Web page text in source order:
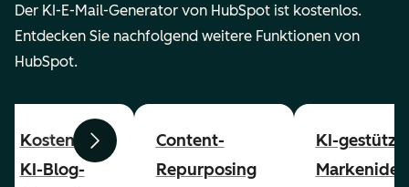
Der KI-E-Mail-Generator von HubSpot ist kostenlos.
Entdecken Sie nachfolgend weitere Funktionen von
HubSpot.
ZurückWeiter
Kostenloser
KI-Blog-
Content-
Repurposing
KI-